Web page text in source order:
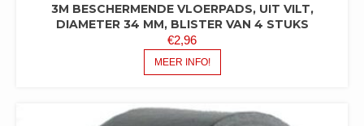
3M BESCHERMENDE VLOERPADS, UIT VILT,
DIAMETER 34 MM, BLISTER VAN 4 STUKS
€2,96
MEER INFO!